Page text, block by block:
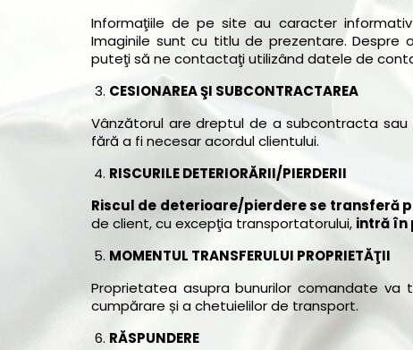
Informaţiile de pe site au caracter
Imaginile sunt cu titlu de prezentare. Despre
puteţi să ne contactaţi utilizând datele de
CESIONAREA ŞI SUBCONTRACTAREA
Vânzătorul are dreptul de a subcontracta
fără a fi necesar acordul clientului.
RISCURILE DETERIORĂRII/PIERDERII
Riscul de deterioare/pierdere se transferă
de client, cu excepţia transportatorului, intră în
MOMENTUL TRANSFERULUI PROPRIETĂŢII
Proprietatea asupra bunurilor comandate
cumpărare și a chetuielilor de transport.
RĂSPUNDERE